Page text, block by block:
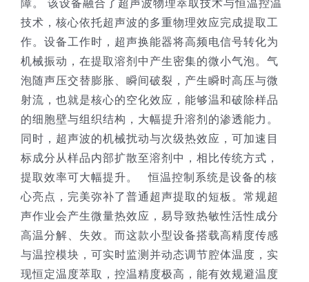
技术，核心依托超声波的多重物理效应完成提取工
作。设备工作时，超声换能器将高频电信号转化为
机械振动，在提取溶剂中产生密集的微小气泡。气
泡随声压交替膨胀、瞬间破裂，产生瞬时高压与微
射流，也就是核心的空化效应，能够温和破除样品
的细胞壁与组织结构，大幅提升溶剂的渗透能力。
同时，超声波的机械扰动与次级热效应，可加速目
标成分从样品内部扩散至溶剂中，相比传统方式，
提取效率可大幅提升。 恒温控制系统是设备的核
心亮点，完美弥补了普通超声提取的短板。常规超
声作业会产生微量热效应，易导致热敏性活性成分
高温分解、失效。而这款小型设备搭载高精度传感
与温控模块，可实时监测并动态调节腔体温度，实
现恒定温度萃取，控温精度极高，能有效规避温度